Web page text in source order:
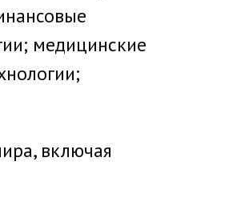
медицинские
включая